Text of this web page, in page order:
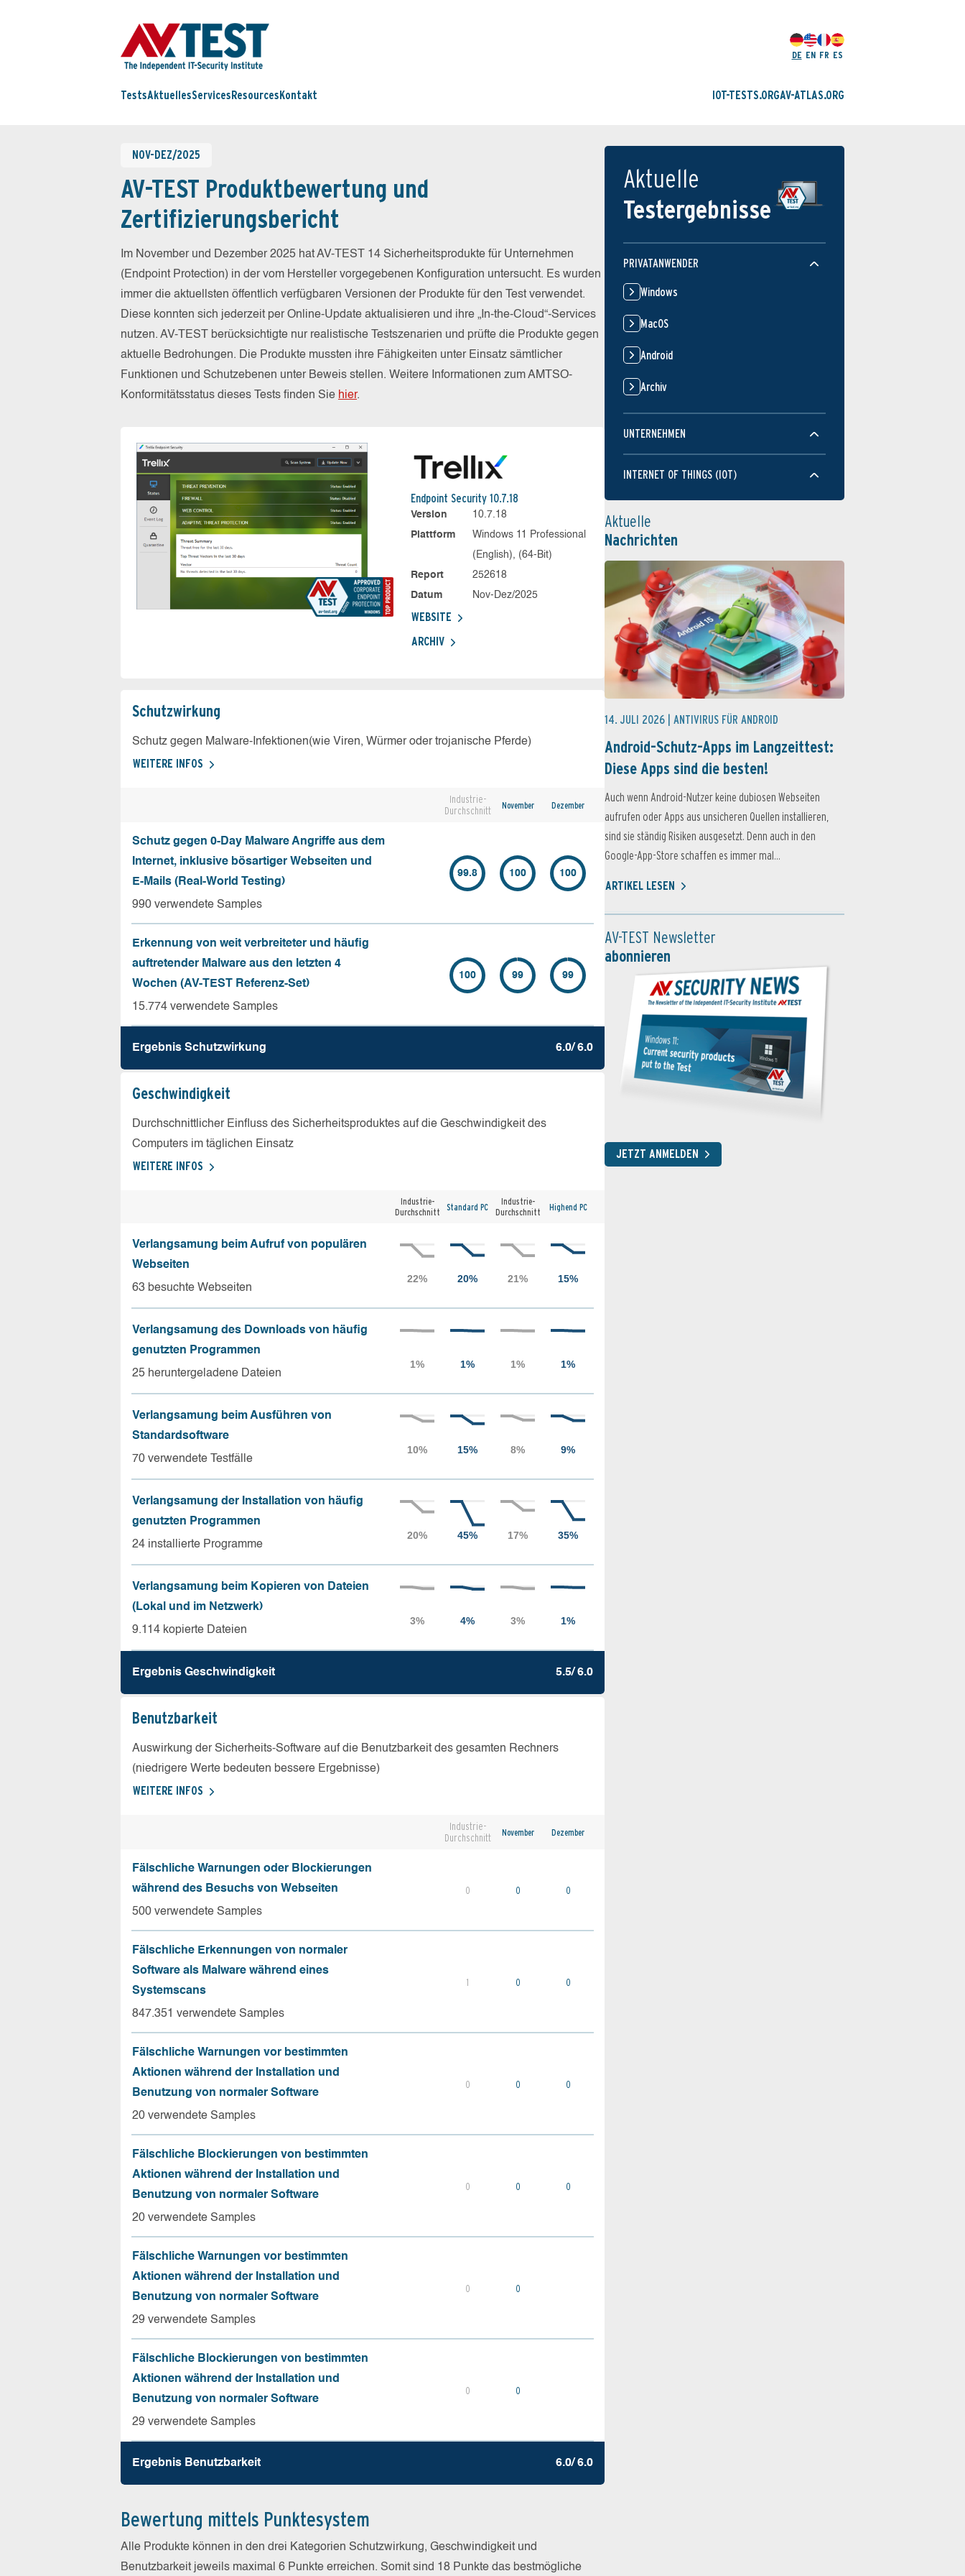
DE EN FR ES
TestsAktuellesServices Resources Kontakt IOT-TESTS.ORGAV-ATLAS.ORG
NOV-DEZ/2025
AV-TEST Produktbewertung und
Zertifizierungsbericht
Im November und Dezember 2025 hat AV-TEST 14 Sicherheitsprodukte für Unternehmen
(Endpoint Protection) in der vom Hersteller vorgegebenen Konfiguration untersucht. Es wurden
immer die aktuellsten öffentlich verfügbaren Versionen der Produkte für den Test verwendet.
Diese konnten sich jederzeit per Online-Update aktualisieren und ihre „In-the-Cloud“-Services
nutzen. AV-TEST berücksichtigte nur realistische Testszenarien und prüfte die Produkte gegen
aktuelle Bedrohungen. Die Produkte mussten ihre Fähigkeiten unter Einsatz sämtlicher
Funktionen und Schutzebenen unter Beweis stellen. Weitere Informationen zum AMTSO-
Konformitätsstatus dieses Tests finden Sie hier.
Endpoint Security 10.7.18
Version
10.7.18
Plattform
Windows 11 Professional
(English), (64-Bit)
Report
252618
Datum
Nov-Dez/2025
WEBSITE
ARCHIV
Schutz­wirkung
Schutz gegen Malware-Infektionen(wie Viren, Würmer oder trojanische Pferde)
WEITERE INFOS
Industrie-
Durchschnitt
November Dezember
Schutz gegen 0-Day Malware Angriffe aus dem
Internet, inklusive bösartiger Webseiten und
E-Mails (Real-World Testing)
990 verwendete Samples
99.8 100 100
Erkennung von weit verbreiteter und häufig
auftretender Malware aus den letzten 4
Wochen (AV-TEST Referenz-Set)
15.774 verwendete Samples
100 99 99
Ergebnis Schutz­wirkung 6.0/ 6.0
Geschw­indigkeit
Durchschnittlicher Einfluss des Sicherheitsproduktes auf die Geschwindigkeit des
Computers im täglichen Einsatz
WEITERE INFOS
Industrie-
Durchschnitt
Standard PC
Industrie-
Durchschnitt
Highend PC
Verlangsamung beim Aufruf von populären
Webseiten
63 besuchte Webseiten
Verlangsamung des Downloads von häufig
genutzten Programmen
25 heruntergeladene Dateien
Verlangsamung beim Ausführen von
Standardsoftware
70 verwendete Testfälle
Verlangsamung der Installation von häufig
genutzten Programmen
24 installierte Programme
Verlangsamung beim Kopieren von Dateien
(Lokal und im Netzwerk)
9.114 kopierte Dateien
Ergebnis Geschw­indigkeit 5.5/ 6.0
Benutz­barkeit
Auswirkung der Sicherheits-Software auf die Benutzbarkeit des gesamten Rechners
(niedrigere Werte bedeuten bessere Ergebnisse)
WEITERE INFOS
Industrie-
Durchschnitt
November Dezember
Fälschliche Warnungen oder Blockierungen
während des Besuchs von Webseiten
500 verwendete Samples
0 0 0
Fälschliche Erkennungen von normaler
Software als Malware während eines
Systemscans
847.351 verwendete Samples
1 0 0
Fälschliche Warnungen vor bestimmten
Aktionen während der Installation und
Benutzung von normaler Software
20 verwendete Samples
0 0 0
Fälschliche Blockierungen von bestimmten
Aktionen während der Installation und
Benutzung von normaler Software
20 verwendete Samples
0 0 0
Fälschliche Warnungen vor bestimmten
Aktionen während der Installation und
Benutzung von normaler Software
29 verwendete Samples
0 0
Fälschliche Blockierungen von bestimmten
Aktionen während der Installation und
Benutzung von normaler Software
29 verwendete Samples
0 0
Ergebnis Benutz­barkeit 6.0/ 6.0
Bewertung mittels Punktesystem
Alle Produkte können in den drei Kategorien Schutzwirkung, Geschwindigkeit und
Benutzbarkeit jeweils maximal 6 Punkte erreichen. Somit sind 18 Punkte das bestmögliche
Aktuelle
Testergebnisse
PRIVATANWENDER
Windows
MacOS
Android
Archiv
UNTERNEHMEN
INTERNET OF THINGS (IOT)
Aktuelle
Nachrichten
14. JULI 2026 | ANTIVIRUS FÜR ANDROID
Android-Schutz-Apps im Langzeittest:
Diese Apps sind die besten!
Auch wenn Android-Nutzer keine dubiosen Webseiten
aufrufen oder Apps aus unsicheren Quellen installieren,
sind sie ständig Risiken ausgesetzt. Denn auch in den
Google-App-Store schaffen es immer mal...
ARTIKEL LESEN
AV-TEST Newsletter
abonnieren
JETZT ANMELDEN